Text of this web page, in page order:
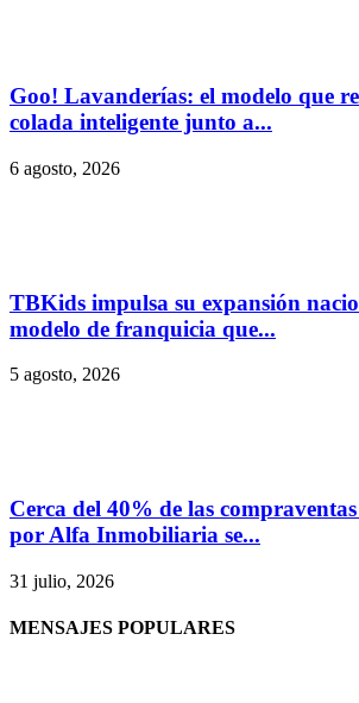
Goo! Lavanderías: el modelo que
colada inteligente junto a...
6 agosto, 2026
TBKids impulsa su expansión
modelo de franquicia que...
5 agosto, 2026
Cerca del 40% de las
por Alfa Inmobiliaria se...
31 julio, 2026
MENSAJES POPULARES